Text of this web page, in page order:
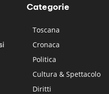
Categorie
Toscana
Cronaca
Politica
Cultura & Spettacolo
Diritti